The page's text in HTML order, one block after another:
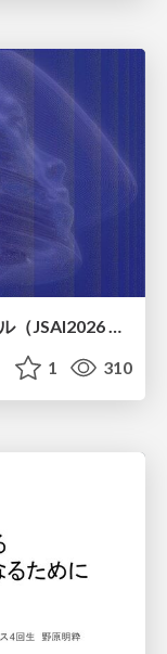
1. CPC理論の展開と集合的知能モデル（JSAI2026 KS-27 集合的予測符号化と新たな知性の時代）
1 310